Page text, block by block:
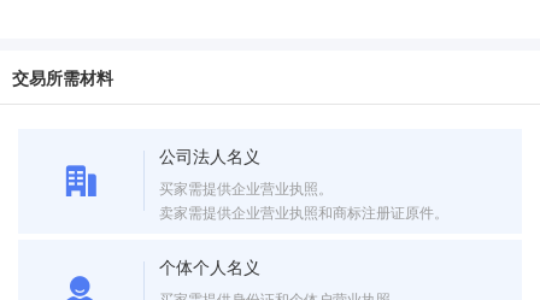
交易所需材料
公司法人名义
买家需提供企业营业执照。
卖家需提供企业营业执照和商标注册证原件。
个体个人名义